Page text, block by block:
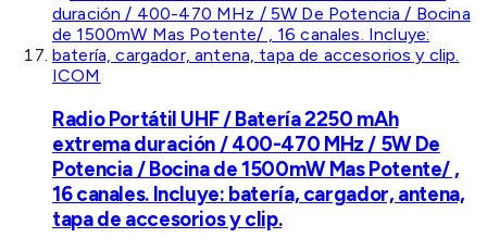
ICOM
Radio Portátil UHF / Batería 2250 mAh
extrema duración / 400-470 MHz / 5W De
Potencia / Bocina de 1500mW Mas Potente/ ,
16 canales. Incluye: batería, cargador, antena,
tapa de accesorios y clip.